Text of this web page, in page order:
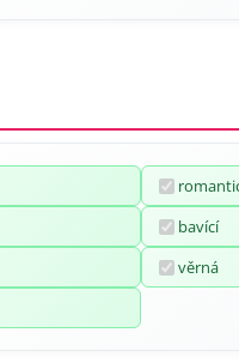
bavící
věrná